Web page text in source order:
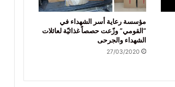
مؤسسة رعاية أسر الشهداء في
“القومي” وزّعت حصصاً غذائيّة لعائلات
الشهداء والجرحى
27/03/2020